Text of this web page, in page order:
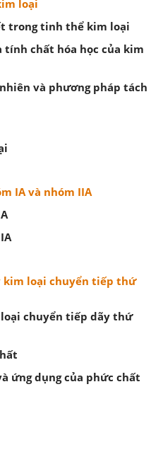
loại
trong tinh thể kim loại
tính chất hóa học của kim
và phương pháp tách
IA và nhóm IIA
kim loại chuyển tiếp thứ
chuyển tiếp dãy thứ
ứng dụng của phức chất